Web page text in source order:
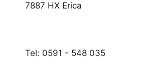
7887 HX Erica
Tel: 0591 - 548 035